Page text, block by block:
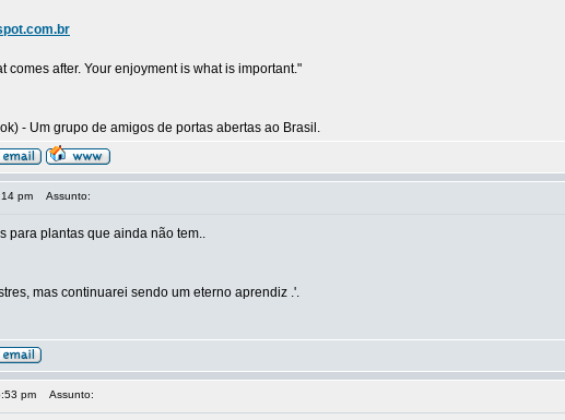
comes after. Your enjoyment is what is important."
- Um grupo de amigos de portas abertas ao Brasil.
pm Assunto:
para plantas que ainda não tem..
mas continuarei sendo um eterno aprendiz .'.
pm Assunto: